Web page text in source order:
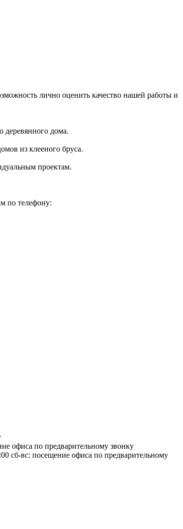
лично оценить качество нашей работы и
деревянного дома.
из клееного бруса.
проектам.
по телефону:
офиса по предварительному звонку
сб-вс: посещение офиса по предварительному